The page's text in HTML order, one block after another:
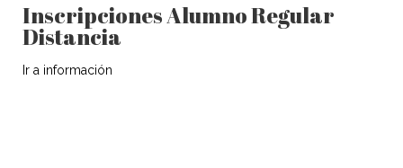
Inscripciones Alumno Regular
Distancia
Ir a información